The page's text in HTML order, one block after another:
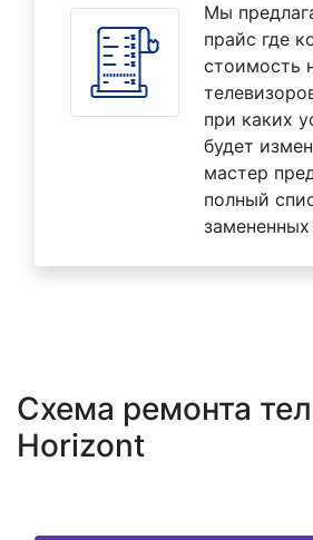
Мы
прайс где
стоимость
при каких
будет
мастер
полный
замененных
Схема ремонта
Horizont